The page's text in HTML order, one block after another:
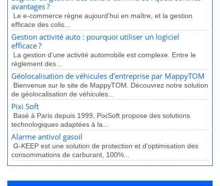
avantages ?
Le e-commerce règne aujourd’hui en maître, et la gestion
efficace des colis...
Gestion activité auto : pourquoi utiliser un logiciel
efficace ?
La gestion d’une activité automobile est complexe. Entre le
règlement des...
Géolocalisation de véhicules d'entreprise par MappyTOM
Bienvenue sur le site de MappyTOM. Découvrez notre solution
de géolocalisation de véhicules...
Pixi Soft
Basé à Paris depuis 1999, PixiSoft propose des solutions
technologiques adaptées à la...
Alarme antivol gasoil
G-KEEP est une solution de protection et d'optimisation des
consommations de carburant, 100%...